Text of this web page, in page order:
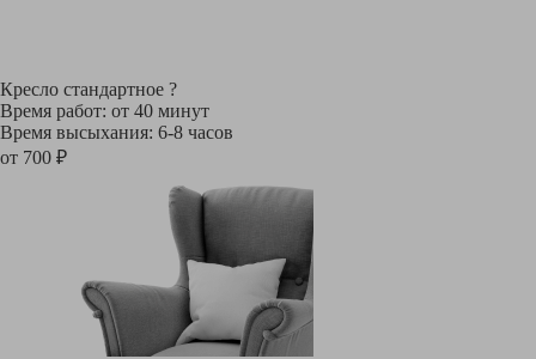
Кресло стандартное ?
Время работ: от 40 минут
Время высыхания: 6-8 часов
от 700 ₽